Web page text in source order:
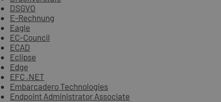
DSGVO
E-Rechnung
Eagle
EC-Council
ECAD
Eclipse
Edge
EFC .NET
Embarcadero Technologies
Endpoint Administrator Associate